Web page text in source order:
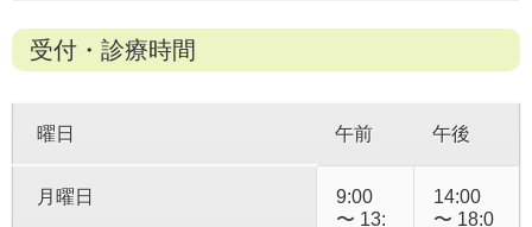
受付・診療時間
曜日 午前 午後
月曜日
9:00
〜 13:
14:00
〜 18:0